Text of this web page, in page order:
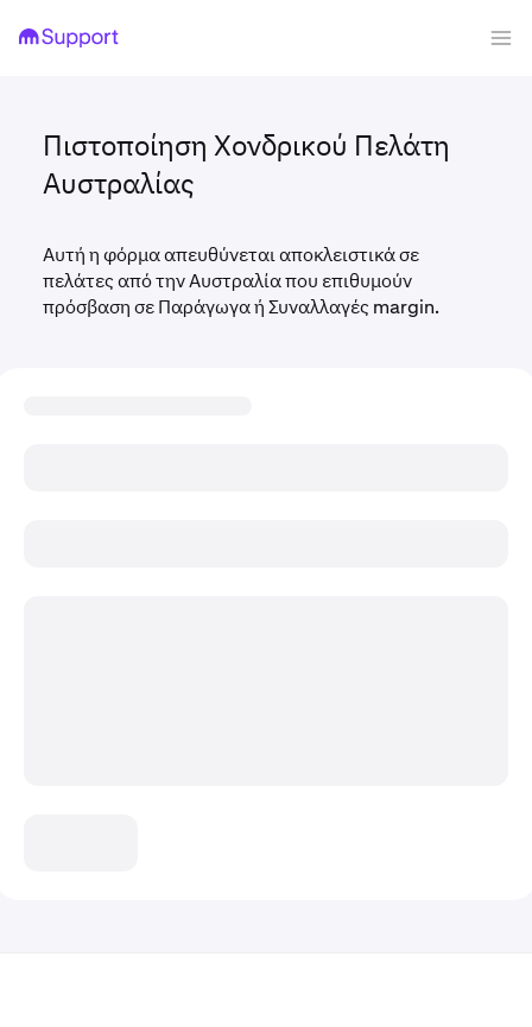
Πιστοποίηση Χονδρικού Πελάτη
Αυστραλίας
Αυτή η φόρμα απευθύνεται αποκλειστικά σε
πελάτες από την Αυστραλία που επιθυμούν
πρόσβαση σε Παράγωγα ή Συναλλαγές margin.